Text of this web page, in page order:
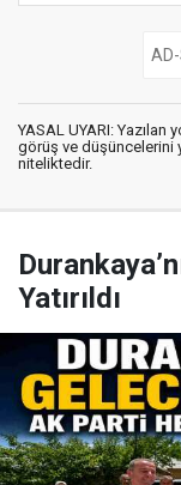
YASAL UYARI:
görüş ve düşüncelerini
niteliktedir.
Yatırıldı